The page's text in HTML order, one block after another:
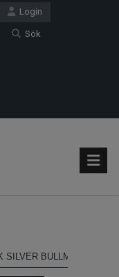
Login
Sök